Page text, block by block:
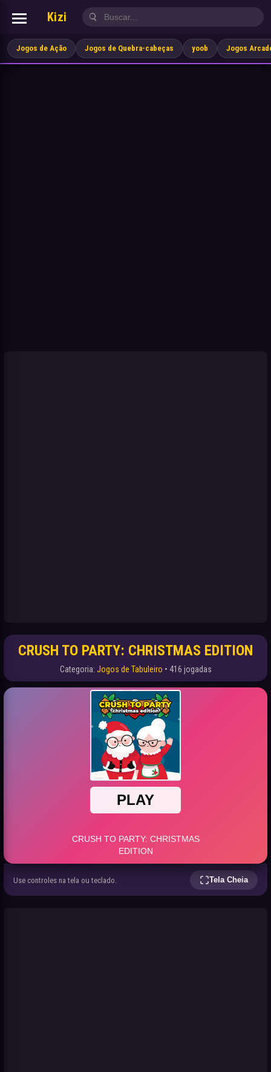
Kizi
Jogos de Ação Jogos de Quebra-cabeças yoob Jogos
CRUSH TO PARTY: CHRISTMAS EDITION
Categoria: Jogos de Tabuleiro • 416 jogadas
Use controles na tela ou teclado. Tela Cheia